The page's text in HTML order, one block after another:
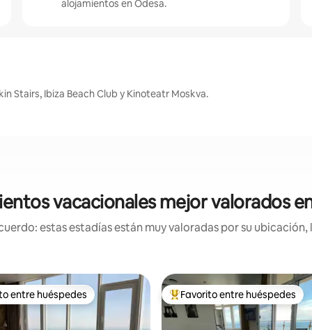
alojamientos en Odesa.
Stairs, Ibiza Beach Club y Kinoteatr Moskva.
vacacionales mejor valorados
estas estadías están muy valoradas por su
huéspedes preferido
entre huéspedes Favorito entre huéspedes
Favorito entre huéspedes